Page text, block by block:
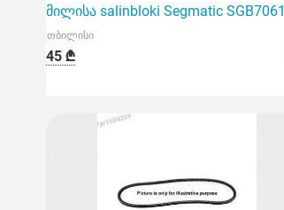
მილისა salinbloki Segmatic SGB7061
თბილისი
45 ₾